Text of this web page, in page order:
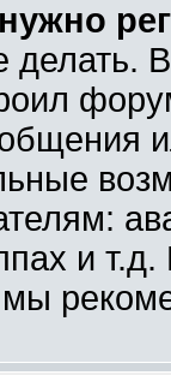
и